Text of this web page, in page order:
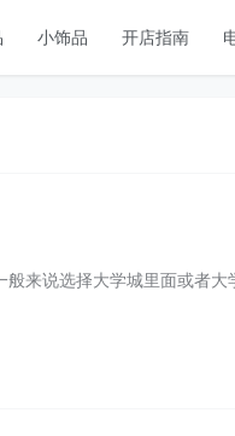
小饰品 开店指南
来说选择大学城里面或者大